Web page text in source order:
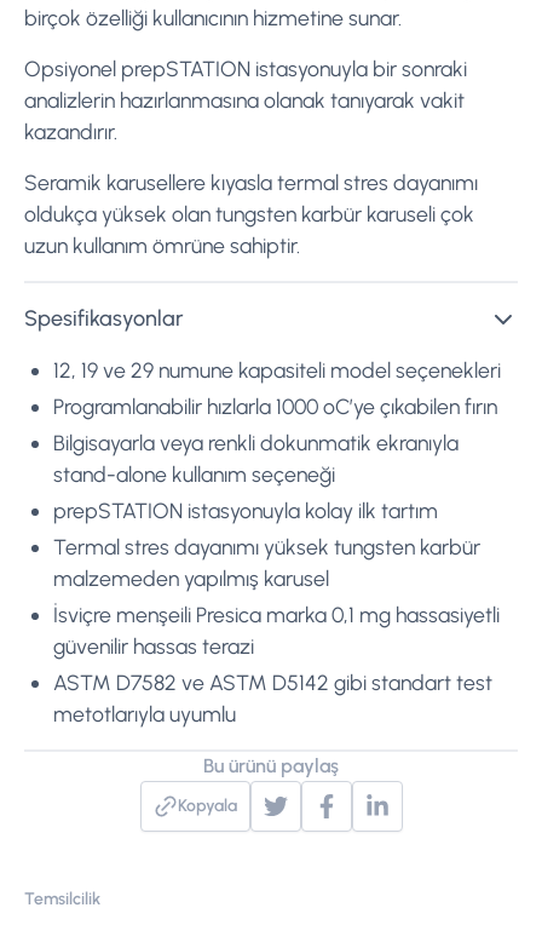
birçok özelliği kullanıcının hizmetine sunar.
Opsiyonel prepSTATION istasyonuyla bir sonraki
analizlerin hazırlanmasına olanak tanıyarak vakit
kazandırır.
Seramik karusellere kıyasla termal stres dayanımı
oldukça yüksek olan tungsten karbür karuseli çok
uzun kullanım ömrüne sahiptir.
Spesifikasyonlar
12, 19 ve 29 numune kapasiteli model seçenekleri
Programlanabilir hızlarla 1000 oC’ye çıkabilen fırın
Bilgisayarla veya renkli dokunmatik ekranıyla
stand-alone kullanım seçeneği
prepSTATION istasyonuyla kolay ilk tartım
Termal stres dayanımı yüksek tungsten karbür
malzemeden yapılmış karusel
İsviçre menşeili Presica marka 0,1 mg hassasiyetli
güvenilir hassas terazi
ASTM D7582 ve ASTM D5142 gibi standart test
metotlarıyla uyumlu
Bu ürünü paylaş
Kopyala
Temsilcilik